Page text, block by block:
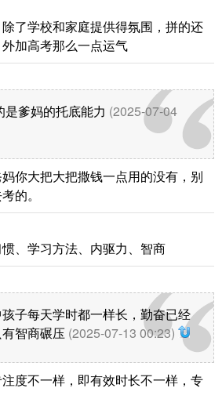
了学校和家庭提供得氛围，拼的还
加高考那么一点运气
是爹妈的托底能力 (2025-07-04
你大把大把撒钱一点用的没有，别
的。
、学习方法、内驱力、智商
子每天学时都一样长，勤奋已经
智商碾压 (2025-07-13 00:23)
度不一样，即有效时长不一样，专